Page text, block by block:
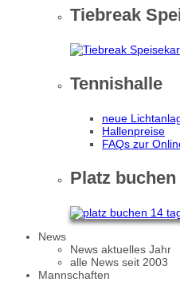
Tiebreak
Tennishalle
neue
Hallenpreise
FAQs zur
Platz buchen
News
News aktuelles Jahr
alle News seit 2003
Mannschaften